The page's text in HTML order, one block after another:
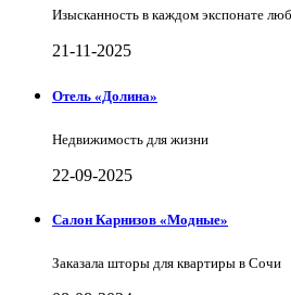
Изысканность в каждом экспонате
21-11-2025
Отель «Долина»
Недвижимость для жизни
22-09-2025
Салон Карнизов «Модные»
Заказала шторы для квартиры в Сочи